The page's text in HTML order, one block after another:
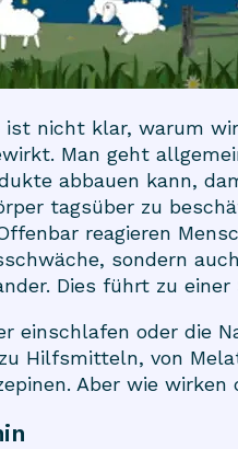
ist nicht klar, warum
Man geht
abbauen kann,
tagsüber zu
reagieren
sondern
Dies führt zu
einschlafen oder die
Hilfsmitteln, von
Aber wie